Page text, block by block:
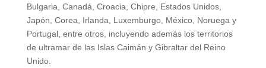
Bulgaria, Canadá, Croacia, Chipre, Estados Unidos,
Japón, Corea, Irlanda, Luxemburgo, México, Noruega y
Portugal, entre otros, incluyendo además los territorios
de ultramar de las Islas Caimán y Gibraltar del Reino
Unido.